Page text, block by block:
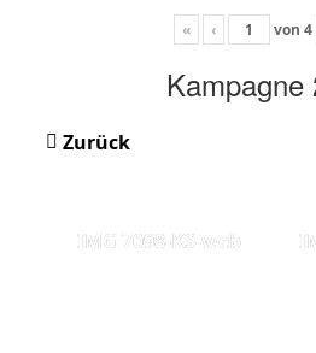
« ‹ von 4
Kampagne
Zurück
IMG 7098-KS-web